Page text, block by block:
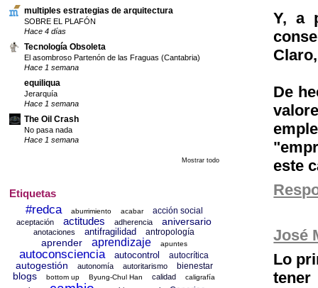
Y, a
De
este
José
Lo
multiples estrategias de arquitectura
SOBRE EL PLAFÓN
Hace 4 días
Tecnología Obsoleta
El asombroso Partenón de las Fraguas (Cantabria)
Hace 1 semana
equiliqua
Jerarquía
Hace 1 semana
The Oil Crash
No pasa nada
Hace 1 semana
Mostrar todo
Etiquetas
#redca aburrimiento acabar acción social
aceptación actitudes adherencia aniversario
anotaciones antifragilidad antropología
aprender aprendizaje apuntes
autoconsciencia autocontrol autocrítica
autogestión autonomía autoritarismo bienestar
blogs bottom up Byung-Chul Han calidad caligrafía